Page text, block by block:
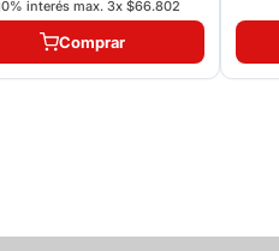
0% interés max. 3x $66.802
Comprar